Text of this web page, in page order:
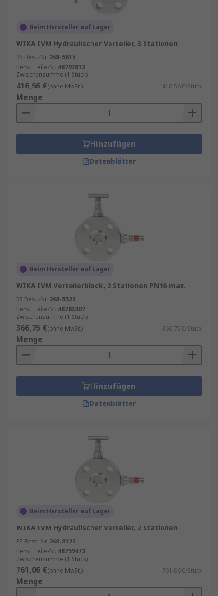
Beim Hersteller auf Lager
WIKA IVM Hydraulischer Verteiler, 3 Stationen
RS Best.-Nr. 268-5615
Herst. Teile-Nr. 48792812
Zwischensumme (1 Stück)
416,56 €(ohne MwSt.) 416,56 €/Stück
Menge
Hinzufügen
Datenblätter
Beim Hersteller auf Lager
WIKA IVM Verteilerblock, 2 Stationen PN16 max.
RS Best.-Nr. 268-5526
Herst. Teile-Nr. 48785307
Zwischensumme (1 Stück)
366,75 €(ohne MwSt.) 366,75 €/Stück
Menge
Hinzufügen
Datenblätter
Beim Hersteller auf Lager
WIKA IVM Hydraulischer Verteiler, 2 Stationen
RS Best.-Nr. 268-8126
Herst. Teile-Nr. 48759473
Zwischensumme (1 Stück)
761,06 €(ohne MwSt.) 761,06 €/Stück
Menge